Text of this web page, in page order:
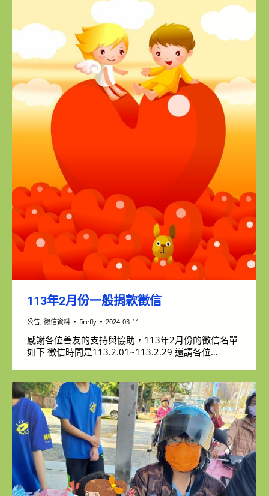
113年2月份一般捐款徵信
公告 徵信資料 firefly 2024-03-11
感謝各位善友的支持與協助，113年2月份的徵信名單
如下 徵信時間是113.2.01~113.2.29 還請各位…